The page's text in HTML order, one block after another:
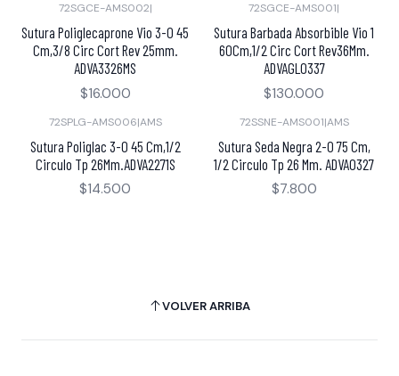
72SGCE-AMS002|
Sutura Poliglecaprone Vio 3-0 45
Cm,3/8 Circ Cort Rev 25mm.
ADVA3326MS
$16.000
72SGCE-AMS001|
Sutura Barbada Absorbible Vio 1
60Cm,1/2 Circ Cort Rev36Mm.
ADVAGL0337
$130.000
72SPLG-AMS006|AMS
Sutura Poliglac 3-0 45 Cm,1/2
Circulo Tp 26Mm.ADVA2271S
$14.500
72SSNE-AMS001|AMS
Sutura Seda Negra 2-0 75 Cm,
1/2 Circulo Tp 26 Mm. ADVA0327
$7.800
VOLVER ARRIBA